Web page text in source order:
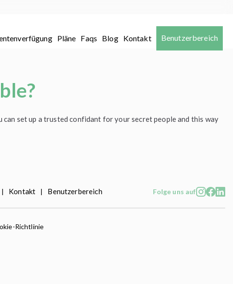
Pläne Faqs Blog Kontakt Benutzerbereich
set up a trusted confidant for your secret people and this way
| Kontakt | Benutzerbereich Folge uns auf
Richtlinie